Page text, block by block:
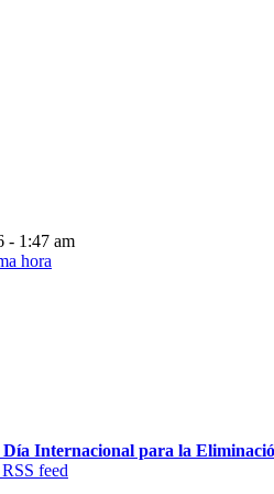
- 1:47 am
Día Internacional para la